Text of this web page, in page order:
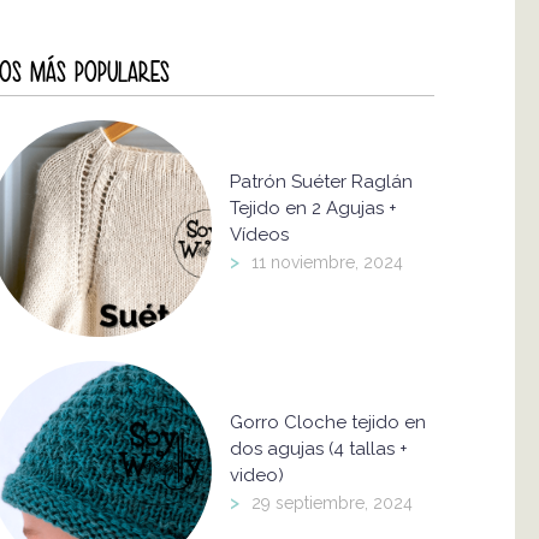
MÁS POPULARES
Patrón Suéter Raglán
Tejido en 2 Agujas +
Vídeos
> 11 noviembre, 2024
Gorro Cloche tejido en
dos agujas (4 tallas +
video)
> 29 septiembre, 2024